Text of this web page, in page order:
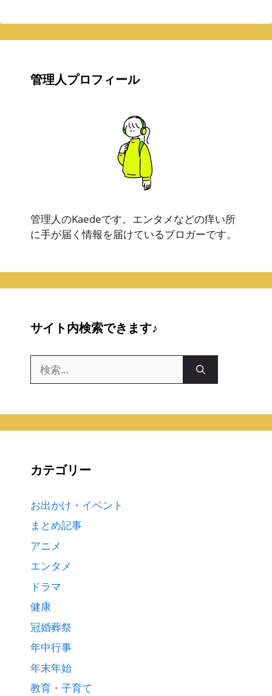
ジ ジ
ジ
管理人プロフィール
管理人のKaedeです。エンタメなどの痒い所
に手が届く情報を届けているブロガーです。
サイト内検索できます♪
索:
カテゴリー
お出かけ・イベント
まとめ記事
アニメ
エンタメ
ドラマ
健康
冠婚葬祭
年中行事
年末年始
教育・子育て